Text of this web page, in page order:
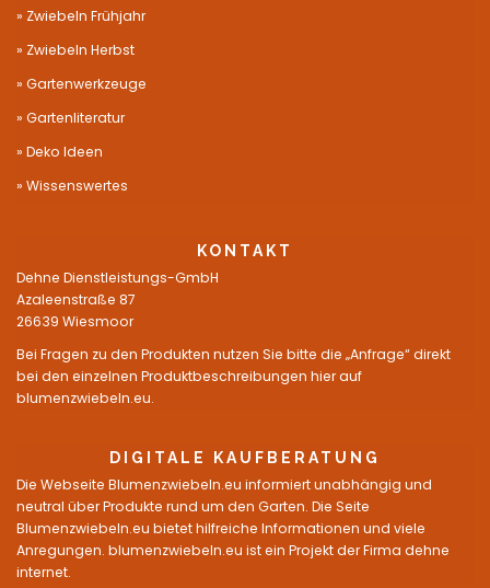
Zwiebeln Frühjahr
Zwiebeln Herbst
Gartenwerkzeuge
Gartenliteratur
Deko Ideen
Wissenswertes
KONTAKT
Dehne Dienstleistungs-GmbH
Azaleenstraße 87
26639 Wiesmoor
Bei Fragen zu den Produkten nutzen Sie bitte die „Anfrage“ direkt
bei den einzelnen Produktbeschreibungen hier auf
blumenzwiebeln.eu.
DIGITALE KAUFBERATUNG
Die Webseite Blumenzwiebeln.eu informiert unabhängig und
neutral über Produkte rund um den Garten. Die Seite
Blumenzwiebeln.eu bietet hilfreiche Informationen und viele
Anregungen. blumenzwiebeln.eu ist ein Projekt der Firma dehne
internet.